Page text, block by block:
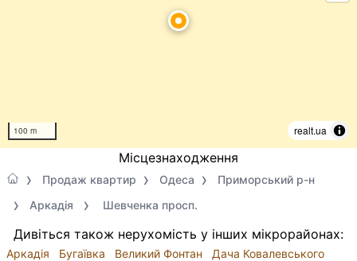
100 m realt.ua
Місцезнаходження
Продаж квартир Одеса
Приморський р-н
Аркадія
Шевченка просп.
Дивіться також нерухомість у інших мікрорайонах:
Аркадія Бугаївка Великий Фонтан
Дача Ковалевського